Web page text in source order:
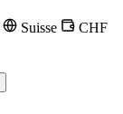
Suisse
CHF